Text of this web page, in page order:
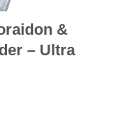
&
– Ultra